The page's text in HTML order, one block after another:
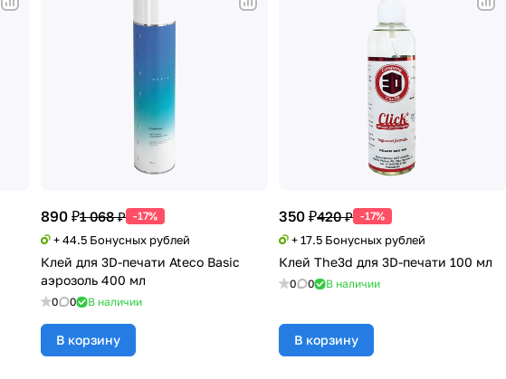
890 ₽1 068 ₽ -17%
+ 44.5 Бонусных рублей
Клей для 3D-печати Ateco Basic
аэрозоль 400 мл
0 0 В наличии
В корзину
350 ₽420 ₽ -17%
+ 17.5 Бонусных рублей
Клей The3d для 3D-печати 100 мл
0 0 В наличии
В корзину